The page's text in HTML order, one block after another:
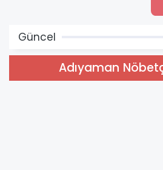
Güncel
Adıyaman